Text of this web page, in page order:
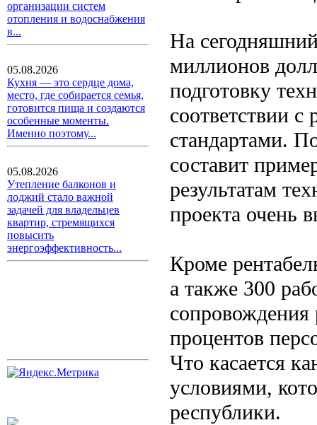
организации систем
отопления и водоснабжения
в...
05.08.2026
Кухня — это сердце дома,
место, где собирается семья,
готовится пища и создаются
особенные моменты.
Именно поэтому...
05.08.2026
Утепление балконов и
лоджий стало важной
задачей для владельцев
квартир, стремящихся
повысить
энергоэффективность...
На
миллионов
подготовку
соответствии
стандартами.
составит
результатам
проекта очень
Кроме
а также 300
сопровождения
процентов
Что касается
условиями,
республики.